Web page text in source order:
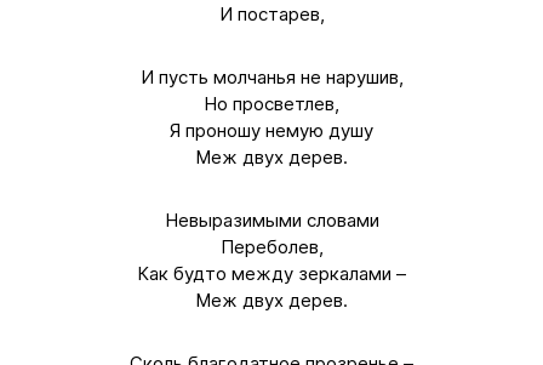
И постарев,
И пусть молчанья не нарушив,
Но просветлев,
Я проношу немую душу
Меж двух дерев.
Невыразимыми словами
Переболев,
Как будто между зеркалами –
Меж двух дерев.